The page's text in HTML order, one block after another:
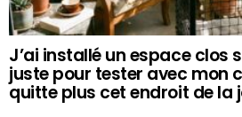
J’ai installé un espace clos
juste pour tester avec mon
quitte plus cet endroit de la